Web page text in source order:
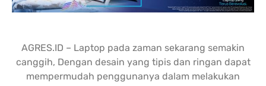
AGRES.ID – Laptop pada zaman sekarang semakin
canggih, Dengan desain yang tipis dan ringan dapat
mempermudah penggunanya dalam melakukan